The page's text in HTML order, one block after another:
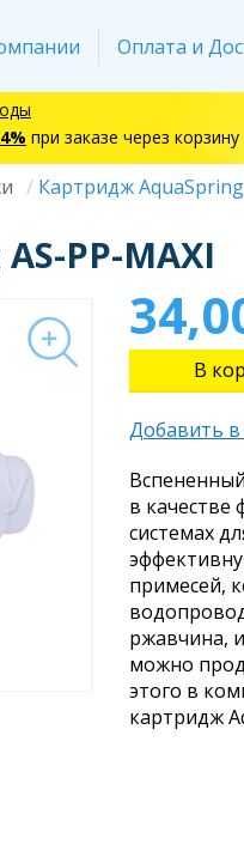
Оплата и
при заказе через корзину
Картридж AquaSpring
PP-MAXI
Добавить в
в
системах
примесей,
ржавчина,
можно
этого в
картридж